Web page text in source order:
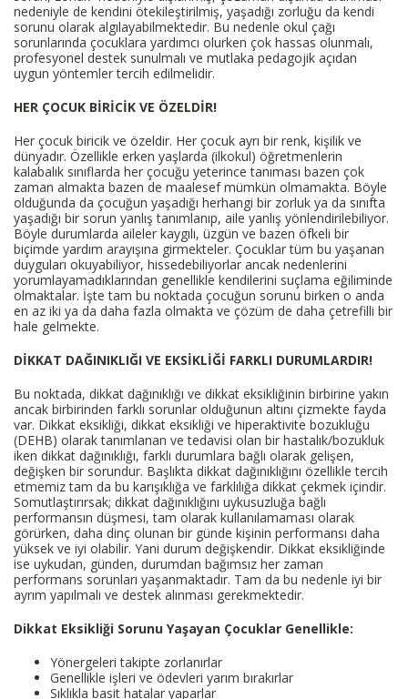
nedeniyle de kendini ötekileştirilmiş, yaşadığı zorluğu da kendi
sorunu olarak algılayabilmektedir. Bu nedenle okul çağı
sorunlarında çocuklara yardımcı olurken çok hassas olunmalı,
profesyonel destek sunulmalı ve mutlaka pedagojik açıdan
uygun yöntemler tercih edilmelidir.
HER ÇOCUK BİRİCİK VE ÖZELDİR!
Her çocuk biricik ve özeldir. Her çocuk ayrı bir renk, kişilik ve
dünyadır. Özellikle erken yaşlarda (ilkokul) öğretmenlerin
kalabalık sınıflarda her çocuğu yeterince tanıması bazen çok
zaman almakta bazen de maalesef mümkün olmamakta. Böyle
olduğunda da çocuğun yaşadığı herhangi bir zorluk ya da sınıfta
yaşadığı bir sorun yanlış tanımlanıp, aile yanlış yönlendirilebiliyor.
Böyle durumlarda aileler kaygılı, üzgün ve bazen öfkeli bir
biçimde yardım arayışına girmekteler. Çocuklar tüm bu yaşanan
duyguları okuyabiliyor, hissedebiliyorlar ancak nedenlerini
yorumlayamadıklarından genellikle kendilerini suçlama eğiliminde
olmaktalar. İşte tam bu noktada çocuğun sorunu birken o anda
en az iki ya da daha fazla olmakta ve çözüm de daha çetrefilli bir
hale gelmekte.
DİKKAT DAĞINIKLIĞI VE EKSİKLİĞİ FARKLI DURUMLARDIR!
Bu noktada, dikkat dağınıklığı ve dikkat eksikliğinin birbirine yakın
ancak birbirinden farklı sorunlar olduğunun altını çizmekte fayda
var. Dikkat eksikliği, dikkat eksikliği ve hiperaktivite bozukluğu
(DEHB) olarak tanımlanan ve tedavisi olan bir hastalık/bozukluk
iken dikkat dağınıklığı, farklı durumlara bağlı olarak gelişen,
değişken bir sorundur. Başlıkta dikkat dağınıklığını özellikle tercih
etmemiz tam da bu karışıklığa ve farklılığa dikkat çekmek içindir.
Somutlaştırırsak; dikkat dağınıklığını uykusuzluğa bağlı
performansın düşmesi, tam olarak kullanılamaması olarak
görürken, daha dinç olunan bir günde kişinin performansı daha
yüksek ve iyi olabilir. Yani durum değişkendir. Dikkat eksikliğinde
ise uykudan, günden, durumdan bağımsız her zaman
performans sorunları yaşanmaktadır. Tam da bu nedenle iyi bir
ayrım yapılmalı ve destek alınması gerekmektedir.
Dikkat Eksikliği Sorunu Yaşayan Çocuklar Genellikle:
Yönergeleri takipte zorlanırlar
Genellikle işleri ve ödevleri yarım bırakırlar
Sıklıkla basit hatalar yaparlar